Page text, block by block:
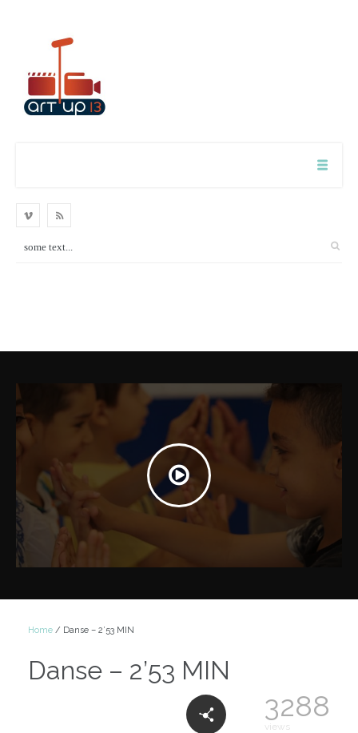
Home / Danse – 2’53 MIN
Danse – 2’53 MIN
3288
views